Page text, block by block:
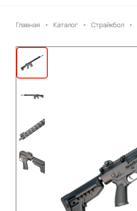
Главная Каталог Страйкбол